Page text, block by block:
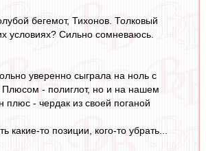
бегемот, Тихонов. Толковый
условиях? Сильно сомневаюсь.
уверенно сыграла на ноль с
Плюсом - полиглот, но и на нашем
плюс - чердак из своей поганой
какие-то позиции, кого-то убрать...